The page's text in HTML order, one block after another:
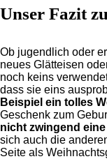
Unser Fazit
Ob jugendlich oder
neues Glätteisen
noch keins
dass sie eins
Beispiel ein tolles
Geschenk zum
nicht zwingend
sich auch die
Seite als